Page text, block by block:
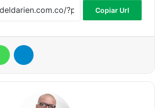
Copiar Url
WhatsApp